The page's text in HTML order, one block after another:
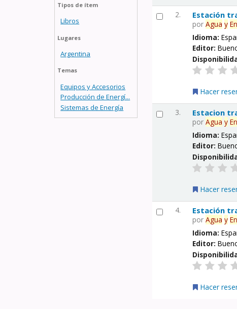
Tipos de ítem
Libros
Lugares
Argentina
Temas
Equipos y Accesorios
Producción de Energí...
Sistemas de Energía
2. Estación
porAgua y
Idioma:
Editor:
Hacer
3. Estacion
porAgua y
Idioma:
Editor:
Hacer
4. Estación
porAgua y
Idioma:
Editor:
Hacer